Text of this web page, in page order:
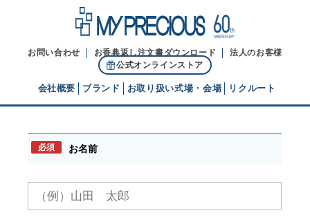
お問い合わせ お香典返し注文書ダウンロード
法人のお客様
公式オンラインストア
会社概要
ブランドヒストリー
ブランド お取り扱い式場・会場 リクルート
お問い合わせ
必須 お名前